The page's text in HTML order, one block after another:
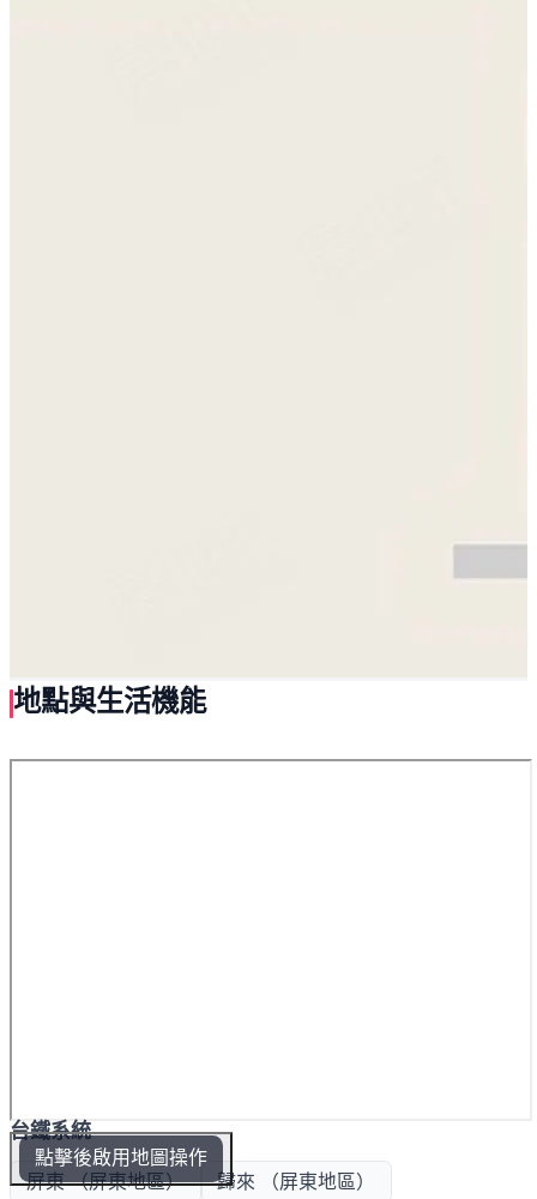
地點與生活機能
點擊後啟用地圖操作
台鐵系統
屏東 （屏東地區） 歸來 （屏東地區）